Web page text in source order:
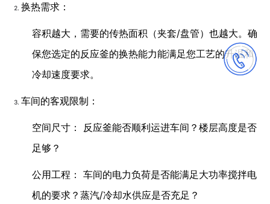
换热需求：
容积越大，需要的传热面积（夹套/盘管）也越大。确
保您选定的反应釜的换热能力能满足您工艺的升温和
冷却速度要求。
车间的客观限制：
空间尺寸： 反应釜能否顺利运进车间？楼层高度是否
足够？
公用工程： 车间的电力负荷是否能满足大功率搅拌电
机的要求？蒸汽/冷却水供应是否充足？